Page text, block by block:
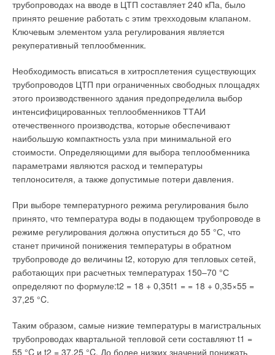
трубопроводах на вводе в ЦТП составляет 240 кПа, было
принято решение работать с этим трехходовым клапаном.
Ключевым элементом узла регулирования является
рекуперативный теплообменник.
Необходимость вписаться в хитросплетения существующих
трубопроводов ЦТП при ограниченных свободных площадях
этого производственного здания предопределила выбор
интенсифицированных теплообменников ТТАИ
отечественного производства, которые обеспечивают
наибольшую компактность узла при минимальной его
стоимости. Определяющими для выбора теплообменника
параметрами являются расход и температуры
теплоносителя, а также допустимые потери давления.
При выборе температурного режима регулирования было
принято, что температура воды в подающем трубопроводе в
режиме регулирования должна опуститься до 55 °С, что
станет причиной понижения температуры в обратном
трубопроводе до величины t2, которую для тепловых сетей,
работающих при расчетных температурах 150–70 °С
определяют по формуле:t2 = 18 + 0,35t1 = = 18 + 0,35×55 =
37,25 °C.
Таким образом, самые низкие температуры в магистральных
трубопроводах квартальной тепловой сети составляют t1 =
55 °C и t2 = 37,25 °C. До более низких значений понижать
Пока на правительственном уровне обсуждаются только
предложения по учету тепла в обязательном порядке для
юридических лиц. Однако и для них установка счетчика
деньги, особенно для предприятий малого бизнеса в
провинции.
Кто будет платить?
В ряде регионов уже накоплен опыт реализации основных
задач реформы — отдельные города даже стали позитивным
примером для всей страны. В частности, наиболее острый
вопрос финансирования повсеместной организации учета
большинстве случаев установку приборов учета оплачивает
потребитель.
Например, согласно требованиям законодательства в
новостройках домовой теплосчетчик устанавливает
застройщик — тогда его стоимость входит в стоимость 1 м2 и
практически незаметна для покупателя. Что же касается
зданий, построенных давно, то в них установка прибора
может оплачивать услугу отопления как по фиксированному
тарифу, так и по показаниям теплосчетчика, установив его
даже в квартире (если позволяют технические условия).